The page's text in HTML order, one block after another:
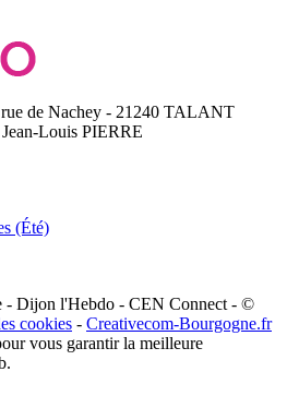
de Nachey - 21240 TALANT
Louis PIERRE
(Été)
- Dijon l'Hebdo - CEN Connect - ©
cookies - Creativecom-Bourgogne.fr
vous garantir la meilleure